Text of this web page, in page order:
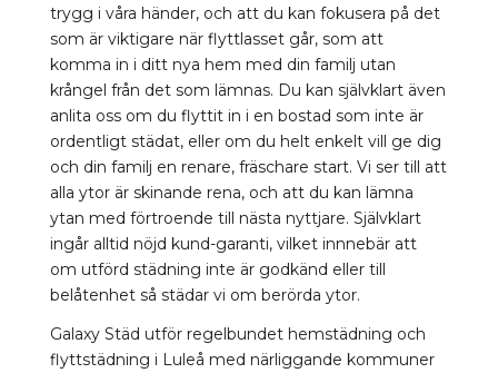
trygg i våra händer, och att du kan fokusera på det
som är viktigare när flyttlasset går, som att
komma in i ditt nya hem med din familj utan
krångel från det som lämnas. Du kan självklart även
anlita oss om du flyttit in i en bostad som inte är
ordentligt städat, eller om du helt enkelt vill ge dig
och din familj en renare, fräschare start. Vi ser till att
alla ytor är skinande rena, och att du kan lämna
ytan med förtroende till nästa nyttjare. Självklart
ingår alltid nöjd kund-garanti, vilket innnebär att
om utförd städning inte är godkänd eller till
belåtenhet så städar vi om berörda ytor.
Galaxy Städ utför regelbundet hemstädning och
flyttstädning i Luleå med närliggande kommuner